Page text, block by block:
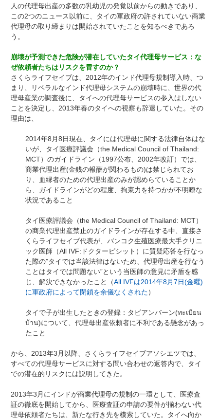
人の代理母出産の多数の乳幼児の発覚以前からの動きであり、
この2つのニュース以前に、タイの軍政府の許されていない商業
代理母の取り締まりは開始されていたことを知るべきであろ
う。
崩壊が予測できた危険が潜在していたタイ代理母サービス：な
ぜ依頼者たちはリスクを冒すのか？
さくらライフセイブは、2012年のインド代理母規制導入時、つ
まり、リベラルなインド代理母システムの崩壊時に、世界の代
理母産業の調査後に、タイへの代理母サービスの参入はしない
ことを決定し、2013年春のタイへの視察も辞退していた。その
理由は、
2014年8月8日現在、タイには代理母に関する法律自体はな
いが、タイ医療評議会（the Medical Council of Thailand:
MCT）のガイドライン（1997公布、2002年改訂）では、
商業代理出産(金銭の報酬が関わるもの)は禁じられてお
り、血縁者のための代理出産のみが認めらていることか
ら、ガイドラインがどの程度、拘束力を持つかが不明瞭な
状況であること
タイ医療評議会（the Medical Council of Thailand: MCT）
の商業代理出産禁止のガイドラインが存在する中、直接さ
くらライフセイブ代表が、バンコク生殖医療最大手クリニ
ック医師（All IVF:ドクターピシット）に質疑応答を行なっ
た際の”タイでは当該法律はないため、代理母出産を行なう
ことはタイでは問題ない”という当医師の意見に矛盾を感
じ、解決できなかったこと（All IVFは2014年8月7日(金曜)
に軍政府によって閉鎖を余儀なくされた）
タイで子が出生したときの登録：タビアンバーン(ทะเบียน
บ้าน)について、代理母出産依頼者に不利である懸念があっ
たこと
から、2013年3月以降、さくらライフセイブアソシエツでは、
すべての代理母サービスに対する問い合わせの返答内で、タイ
での潜在的リスクには説明してきた。
2013年3月にインドが商業代理母の規制の一環として、医療査
証の徹底を開始してから、医療査証の申請の要件が揃わない代
理母依頼者たちは、新たな行き先を模索していた。タイへ向か